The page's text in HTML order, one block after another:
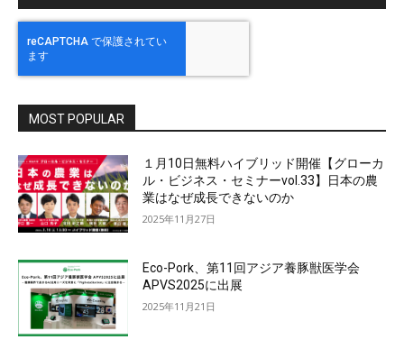
MOST POPULAR
１月10日無料ハイブリッド開催【グローカ
ル・ビジネス・セミナーvol.33】日本の農
業はなぜ成長できないのか
2025年11月27日
Eco-Pork、第11回アジア養豚獣医学会
APVS2025に出展
2025年11月21日